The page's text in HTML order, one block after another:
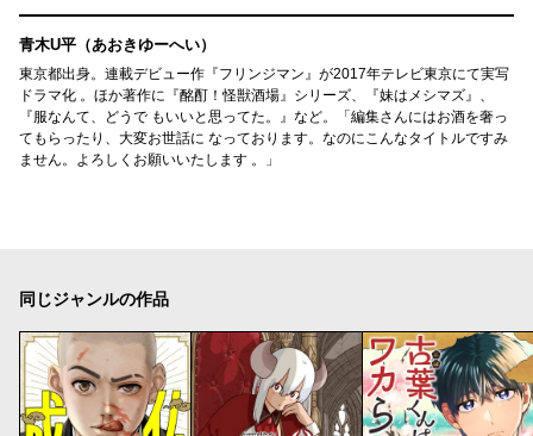
青木U平（あおきゆーへい）
東京都出身。連載デビュー作『フリンジマン』が2017年テレビ東京にて実写
ドラマ化 。ほか著作に『酩酊！怪獣酒場』シリーズ、『妹はメシマズ』、
『服なんて、どうで もいいと思ってた。』など。「編集さんにはお酒を奢っ
てもらったり、大変お世話に なっております。なのにこんなタイトルですみ
ません。よろしくお願いいたします 。」
同じジャンルの作品